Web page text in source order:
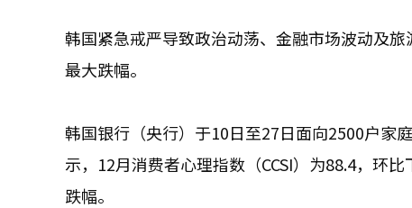
韩国紧急戒严导致政治动荡、金融市场波动及
最大跌幅。
韩国银行（央行）于10日至27日面向2500户家
示，12月消费者心理指数（CCSI）为88.4，环
跌幅。